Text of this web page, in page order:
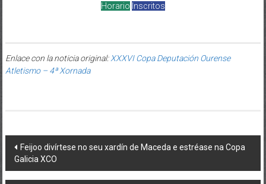
Horario Inscritos
Enlace con la noticia original:XXXVI Copa Deputación Ourense
Atletismo – 4ª Xornada
Post navigation
Feijoo divírtese no seu xardín de Maceda e estréase na Copa
Galicia XCO